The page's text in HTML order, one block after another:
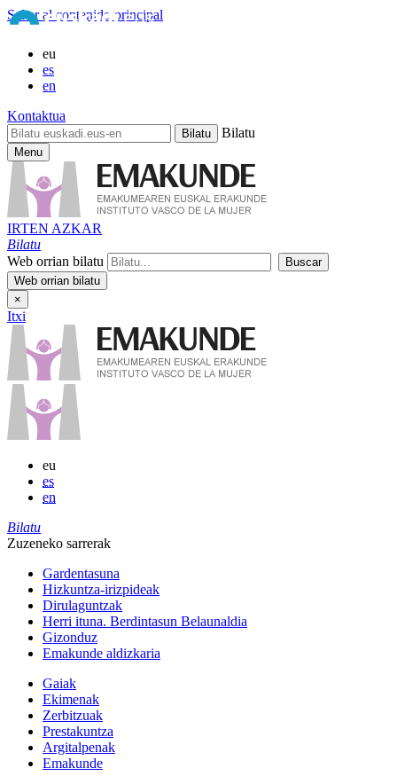
Saltar al contenido principal
eu
es
en
Kontaktua
Bilatu
Menu
IRTEN AZKAR
Bilatu
Web orrian bilatu
×
Itxi
eu
es
en
Bilatu
Zuzeneko sarrerak
Gardentasuna
Hizkuntza-irizpideak
Dirulaguntzak
Herri ituna. Berdintasun Belaunaldia
Gizonduz
Emakunde aldizkaria
Gaiak
Ekimenak
Zerbitzuak
Prestakuntza
Argitalpenak
Emakunde